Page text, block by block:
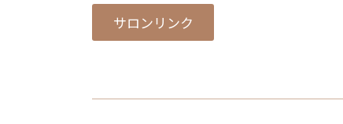
サロンリンク